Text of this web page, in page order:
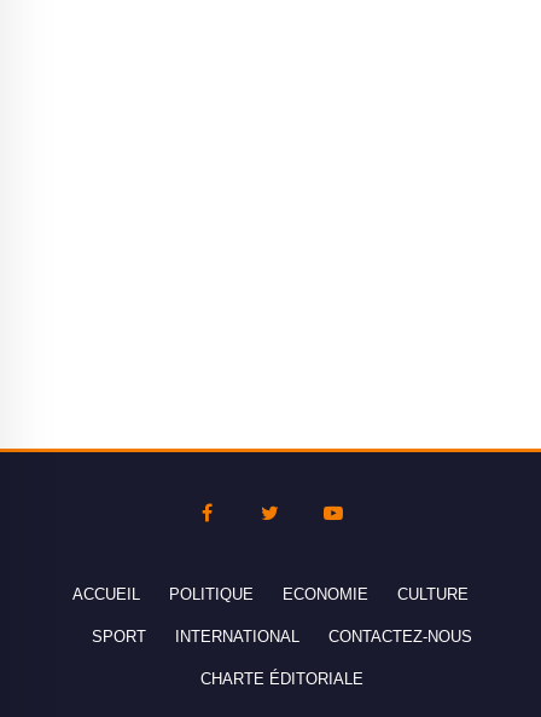
ACCUEIL POLITIQUE ECONOMIE CULTURE
SPORT INTERNATIONAL CONTACTEZ-NOUS
CHARTE ÉDITORIALE